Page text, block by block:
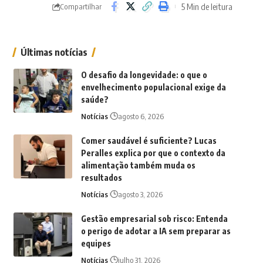
Compartilhar 5 Min de leitura
Últimas notícias
O desafio da longevidade: o que o
envelhecimento populacional exige da
saúde?
Notícias agosto 6, 2026
Comer saudável é suficiente? Lucas
Peralles explica por que o contexto da
alimentação também muda os
resultados
Notícias agosto 3, 2026
Gestão empresarial sob risco: Entenda
o perigo de adotar a IA sem preparar as
equipes
Notícias julho 31, 2026